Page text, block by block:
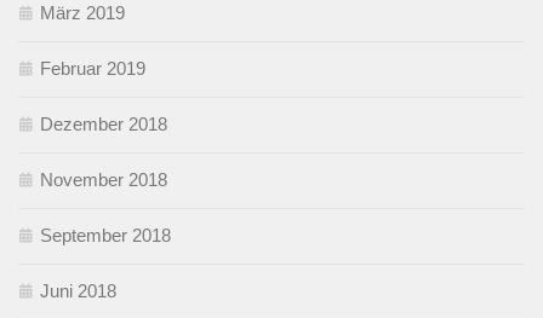
März 2019
Februar 2019
Dezember 2018
November 2018
September 2018
Juni 2018